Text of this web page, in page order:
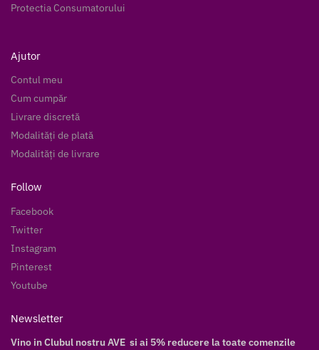
Protectia Consumatorului
Ajutor
Contul meu
Cum cumpăr
Livrare discretă
Modalități de plată
Modalități de livrare
Follow
Facebook
Twitter
Instagram
Pinterest
Youtube
Newsletter
Vino in Clubul nostru AVE si ai 5% reducere la toate comenzile